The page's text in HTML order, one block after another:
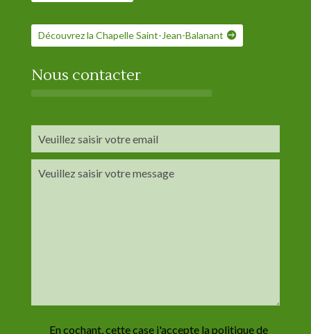
Découvrez la Chapelle Saint-Jean-Balanant
Nous contacter
En cochant, cette case j'accepte la politique de